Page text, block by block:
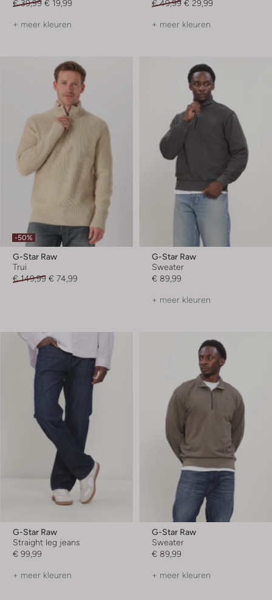
€ 39,99 € 19,99
+ meer kleuren
€ 49,99 € 29,99
+ meer kleuren
-50%
G-Star Raw
Trui
€ 149,99 € 74,99
G-Star Raw
Sweater
€ 89,99
+ meer kleuren
G-Star Raw
Straight leg jeans
€ 99,99
+ meer kleuren
G-Star Raw
Sweater
€ 89,99
+ meer kleuren